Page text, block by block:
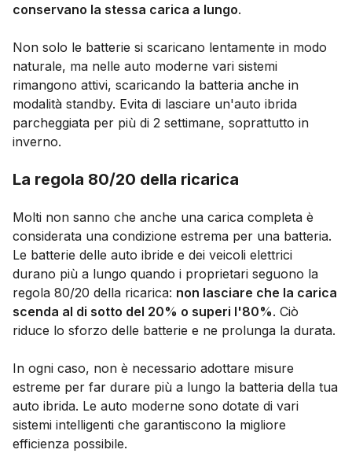
conservano la stessa carica a lungo.
Non solo le batterie si scaricano lentamente in modo
naturale, ma nelle auto moderne vari sistemi
rimangono attivi, scaricando la batteria anche in
modalità standby. Evita di lasciare un'auto ibrida
parcheggiata per più di 2 settimane, soprattutto in
inverno.
La regola 80/20 della ricarica
Molti non sanno che anche una carica completa è
considerata una condizione estrema per una batteria.
Le batterie delle auto ibride e dei veicoli elettrici
durano più a lungo quando i proprietari seguono la
regola 80/20 della ricarica: non lasciare che la carica
scenda al di sotto del 20% o superi l'80%. Ciò
riduce lo sforzo delle batterie e ne prolunga la durata.
In ogni caso, non è necessario adottare misure
estreme per far durare più a lungo la batteria della tua
auto ibrida. Le auto moderne sono dotate di vari
sistemi intelligenti che garantiscono la migliore
efficienza possibile.